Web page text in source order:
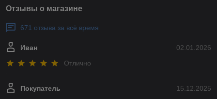
Отзывы о магазине
671 отзыва за всё время
02.01.2026
Иван
Отлично
15.12.2025
Покупатель